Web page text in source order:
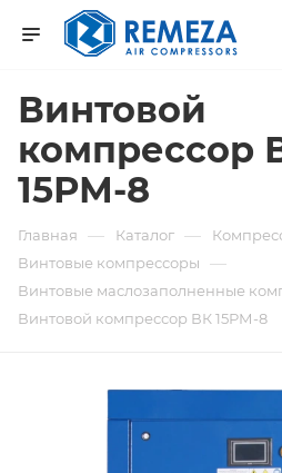
Винтовой
компрессор
15РМ-8
Главная — Каталог —
Винтовые компрессоры —
Винтовые маслозаполненные
Винтовой компрессор ВК 15РМ-8